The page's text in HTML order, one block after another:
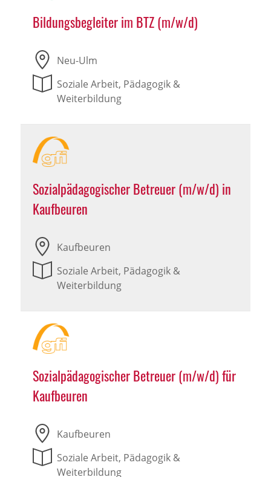
Bildungsbegleiter im BTZ (m/w/d)
Neu-Ulm
Soziale Arbeit, Pädagogik &
Weiterbildung
Sozialpädagogischer Betreuer (m/w/d) in
Kaufbeuren
Kaufbeuren
Soziale Arbeit, Pädagogik &
Weiterbildung
Sozialpädagogischer Betreuer (m/w/d) für
Kaufbeuren
Kaufbeuren
Soziale Arbeit, Pädagogik &
Weiterbildung